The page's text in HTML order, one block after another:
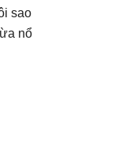
sao
nổ